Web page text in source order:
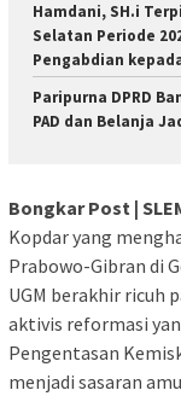
Hamdani, SH.i
Selatan Periode
Pengabdian
Paripurna DPRD
PAD dan Belanja
Bongkar Post |
Kopdar yang
Prabowo-Gibran di
UGM berakhir ricuh
aktivis reformasi
Pengentasan
menjadi sasaran